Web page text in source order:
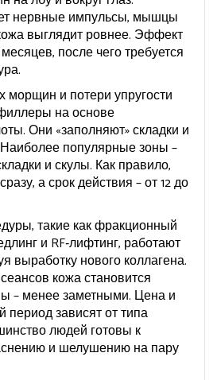
нервные импульсы, мышцы
выглядит ровнее. Эффект
после чего требуется
морщин и потери упругости
на основе
Они «заполняют» складки и
популярные зоны –
и скулы. Как правило,
а срок действия – от 12 до
такие как фракционный
и RF‑лифтинг, работают
выработку нового коллагена.
кожа становится
– менее заметными. Цена и
период зависят от типа
людей готовы к
и шелушению на пару